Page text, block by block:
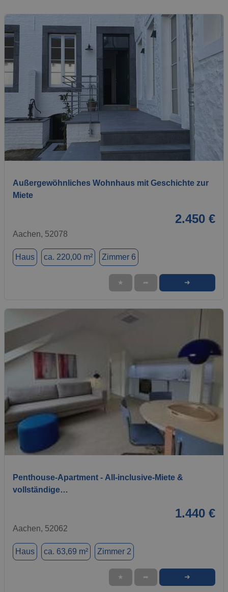
1 / 11
Außergewöhnliches Wohnhaus mit Geschichte zur
Miete
2.450 €
Aachen, 52078
Haus ca. 220,00 m² Zimmer 6
★ ➦ ➜
1 / 13
Penthouse-Apartment - All-inclusive-Miete &
vollständige…
1.440 €
Aachen, 52062
Haus ca. 63,69 m² Zimmer 2
★ ➦ ➜